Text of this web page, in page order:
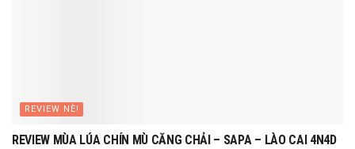
REVIEW NÈ!
REVIEW MÙA LÚA CHÍN MÙ CĂNG CHẢI – SAPA – LÀO CAI 4N4D